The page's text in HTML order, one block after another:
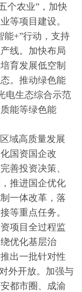
个农业” ，加快
等项目建设。
能+”行动，支持
线。加快布局
育发展低空制
。推动绿色能
电生态综合示范
能等绿色能
域高质量发展
国资国企改
善投资决策、
推进国企优化
一体改革，落
等重点任务。
项目全过程监
优化基层治
出一批针对性
外开放。加强与
都市圈、成渝